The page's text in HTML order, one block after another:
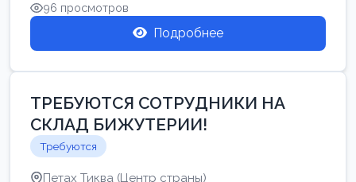
96 просмотров
Подробнее
ТРЕБУЮТСЯ СОТРУДНИКИ НА
СКЛАД БИЖУТЕРИИ!
Требуются
Петах Тиква (Центр страны)